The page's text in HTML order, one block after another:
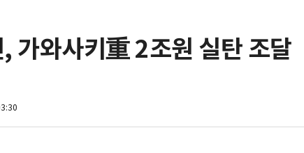
가와사키重 2조원 실탄 조달